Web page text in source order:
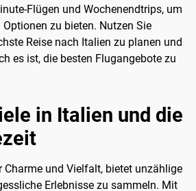
Flügen und Wochenendtrips, um
zu bieten. Nutzen Sie
Reise nach Italien zu planen und
es ist, die besten Flugangebote zu
in Italien und die
Charme und Vielfalt, bietet unzählige
Erlebnisse zu sammeln. Mit